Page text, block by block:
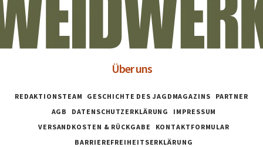
Über uns
REDAKTIONSTEAM GESCHICHTE DES JAGDMAGAZINS
PARTNER
AGB
DATENSCHUTZERKLÄRUNG
IMPRESSUM
VERSANDKOSTEN & RÜCKGABE
KONTAKTFORMULAR
BARRIEREFREIHEITSERKLÄRUNG